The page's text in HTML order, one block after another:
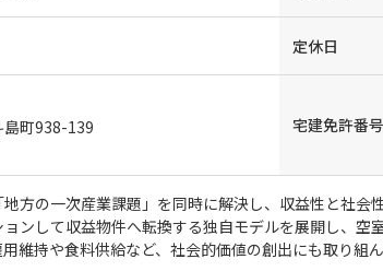
定休日
島町938-139
宅建免許番号
地方の一次産業課題」を同時に解決し、収益性と社会
ンして収益物件へ転換する独自モデルを展開し、空
維持や食料供給など、社会的価値の創出にも取り組ん